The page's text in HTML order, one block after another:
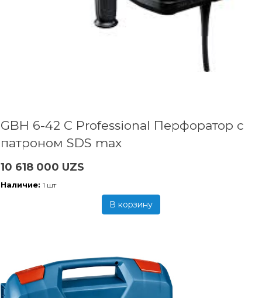
GBH 6-42 C Professional Перфоратор с
патроном SDS max
10 618 000 UZS
Наличие: 1 шт
В корзину